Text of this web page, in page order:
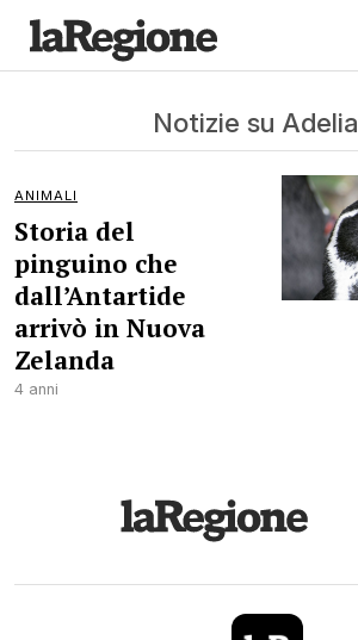
Notizie su Adelia
ANIMALI
Storia del
pinguino che
dall’Antartide
arrivò in Nuova
Zelanda
4 anni